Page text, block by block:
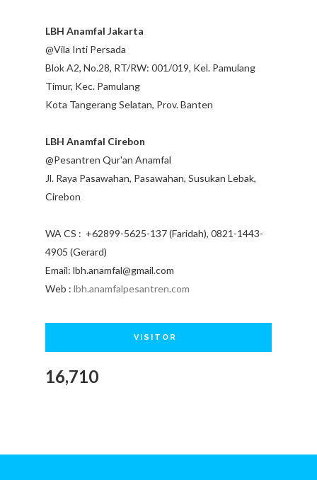
LBH Anamfal Jakarta
@Vila Inti Persada
Blok A2, No.28, RT/RW: 001/019, Kel. Pamulang
Timur, Kec. Pamulang
Kota Tangerang Selatan, Prov. Banten
LBH Anamfal Cirebon
@Pesantren Qur'an Anamfal
Jl. Raya Pasawahan, Pasawahan, Susukan Lebak,
Cirebon
WA CS : +62899-5625-137 (Faridah), 0821-1443-
4905 (Gerard)
Email: lbh.anamfal@gmail.com
Web : lbh.anamfalpesantren.com
VISITOR
16,710